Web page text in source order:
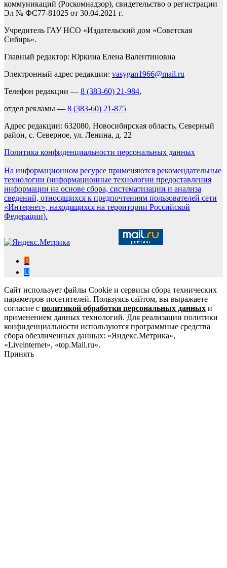
коммуникаций (Роскомнадзор), свидетельство о регистрации
Эл № ФС77-81025 от 30.04.2021 г.
Учредитель ГАУ НСО «Издательский дом «Советская
Сибирь».
Главный редактор: Юркина Елена Валентиновна
Электронный адрес редакции: vasygan1966@mail.ru
Телефон редакции — 8 (383-60) 21-984,
отдел рекламы — 8 (383-60) 21-875
Адрес редакции: 632080, Новосибирская область, Северный
район, с. Северное, ул. Ленина, д. 22
Политика конфиденциальности персональных данных
На информационном ресурсе применяются рекомендательные
технологии (информационные технологии предоставления
информации на основе сбора, систематизации и анализа
сведений, относящихся к предпочтениям пользователей сети
«Интернет», находящихся на территории Российской
Федерации).
Сайт использует файлы Cookie и сервисы сбора технических
параметров посетителей. Пользуясь сайтом, вы выражаете
согласие с политикой обработки персональных данных и
применением данных технологий. Для реализации политики
конфиденциальности используются программные средства
сбора обезличенных данных: «Яндекс.Метрика»,
«Liveinternet», «top.Mail.ru».
Принять